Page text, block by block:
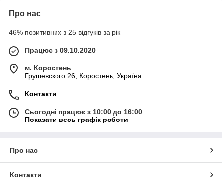
Про нас
46% позитивних з 25 відгуків за рік
Працює з 09.10.2020
м. Коростень
Грушевского 26, Коростень, Україна
Контакти
Сьогодні працює з 10:00 до 16:00
Показати весь графік роботи
Про нас
Контакти